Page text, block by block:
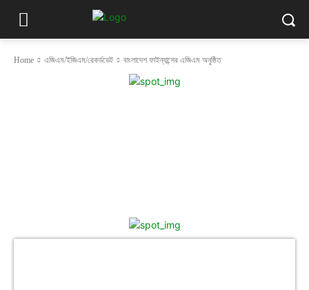
Home এজিএম/ইজিএম/রেকর্ডডেট বাংলাদেশ ফাইন্যান্সের এজিএম অনুষ্ঠিত